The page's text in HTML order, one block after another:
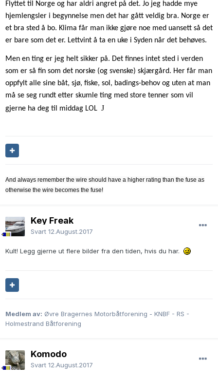
Flyttet til Norge og har aldri angret på det. Jo jeg hadde mye
hjemlengsler i begynnelse men det har gått veldig bra. Norge er
et bra sted å bo. Klima får man ikke gjøre noe med uansett så det
er bare som det er. Lettvint å ta en uke i Syden når det behøves.
Men en ting er jeg helt sikker på. Det finnes intet sted i verden
som er så fin som det norske (og svenske) skjærgård. Her får man
oppfylt alle sine båt, sjø, fiske, sol, badings-behov og uten at man
må se seg rundt etter skumle ting med store tenner som vil
gjerne ha deg til middag LOL J
And always remember the wire should have a higher rating than the fuse as
otherwise the wire becomes the fuse!
Key Freak
Svart 12.August.2017
Kult! Legg gjerne ut flere bilder fra den tiden, hvis du har.
Medlem av: Øvre Bragernes Motorbåtforening - KNBF - RS -
Holmestrand Båtforening
Komodo
Svart 12.August.2017